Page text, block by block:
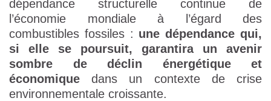
dépendance structurelle continue de
l’économie mondiale à l’égard des
combustibles fossiles : une dépendance qui,
si elle se poursuit, garantira un avenir
sombre de déclin énergétique et
économique dans un contexte de crise
environnementale croissante.